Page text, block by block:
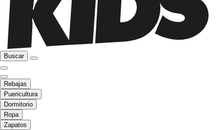
Buscar
Rebajas
Puericultura
Dormitorio
Ropa
Zapatos